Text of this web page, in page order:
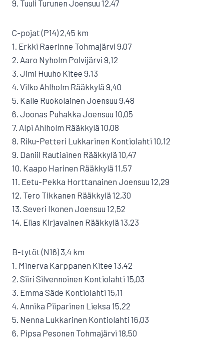
9. Tuuli Turunen Joensuu 12,47
C-pojat (P14) 2,45 km
1. Erkki Raerinne Tohmajärvi 9,07
2. Aaro Nyholm Polvijärvi 9,12
3. Jimi Huuho Kitee 9,13
4. Vilko Ahlholm Rääkkylä 9,40
5. Kalle Ruokolainen Joensuu 9,48
6. Joonas Puhakka Joensuu 10,05
7. Alpi Ahlholm Rääkkylä 10,08
8. Riku-Petteri Lukkarinen Kontiolahti 10,12
9. Daniil Rautiainen Rääkkylä 10,47
10. Kaapo Harinen Rääkkylä 11,57
11. Eetu-Pekka Horttanainen Joensuu 12,29
12. Tero Tikkanen Rääkkylä 12,30
13. Severi Ikonen Joensuu 12,52
14. Elias Kirjavainen Rääkkylä 13,23
B-tytöt (N16) 3,4 km
1. Minerva Karppanen Kitee 13,42
2. Siiri Silvennoinen Kontiolahti 15,03
3. Emma Säde Kontiolahti 15,11
4. Annika Piiparinen Lieksa 15,22
5. Nenna Lukkarinen Kontiolahti 16,03
6. Pipsa Pesonen Tohmajärvi 18,50